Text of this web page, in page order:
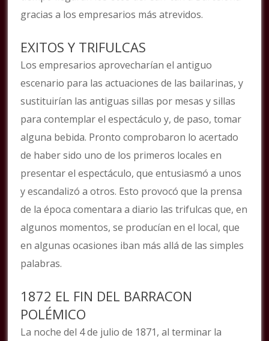
gracias a los empresarios más atrevidos.
EXITOS Y TRIFULCAS
Los empresarios aprovecharían el antiguo
escenario para las actuaciones de las bailarinas, y
sustituirían las antiguas sillas por mesas y sillas
para contemplar el espectáculo y, de paso, tomar
alguna bebida. Pronto comprobaron lo acertado
de haber sido uno de los primeros locales en
presentar el espectáculo, que entusiasmó a unos
y escandalizó a otros. Esto provocó que la prensa
de la época comentara a diario las trifulcas que, en
algunos momentos, se producían en el local, que
en algunas ocasiones iban más allá de las simples
palabras.
1872 EL FIN DEL BARRACON
POLÉMICO
La noche del 4 de julio de 1871, al terminar la